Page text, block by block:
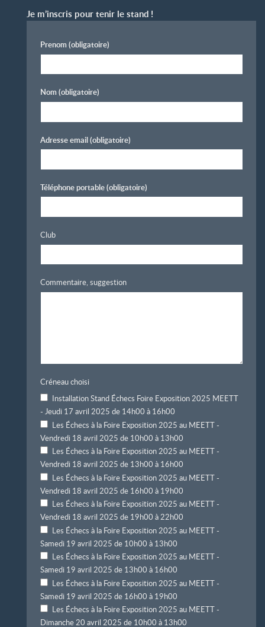
Je m’inscris pour tenir le stand !
Prenom(obligatoire)
Nom(obligatoire)
Adresse email(obligatoire)
Téléphone portable(obligatoire)
Club
Commentaire, suggestion
Créneau choisi
Installation Stand Échecs Foire Exposition 2025 MEETT
- Jeudi 17 avril 2025 de 14h00 à 16h00
Les Échecs à la Foire Exposition 2025 au MEETT -
Vendredi 18 avril 2025 de 10h00 à 13h00
Les Échecs à la Foire Exposition 2025 au MEETT -
Vendredi 18 avril 2025 de 13h00 à 16h00
Les Échecs à la Foire Exposition 2025 au MEETT -
Vendredi 18 avril 2025 de 16h00 à 19h00
Les Échecs à la Foire Exposition 2025 au MEETT -
Vendredi 18 avril 2025 de 19h00 à 22h00
Les Échecs à la Foire Exposition 2025 au MEETT -
Samedi 19 avril 2025 de 10h00 à 13h00
Les Échecs à la Foire Exposition 2025 au MEETT -
Samedi 19 avril 2025 de 13h00 à 16h00
Les Échecs à la Foire Exposition 2025 au MEETT -
Samedi 19 avril 2025 de 16h00 à 19h00
Les Échecs à la Foire Exposition 2025 au MEETT -
Dimanche 20 avril 2025 de 10h00 à 13h00